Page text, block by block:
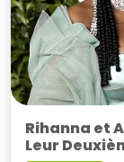
Rihanna et
Leur